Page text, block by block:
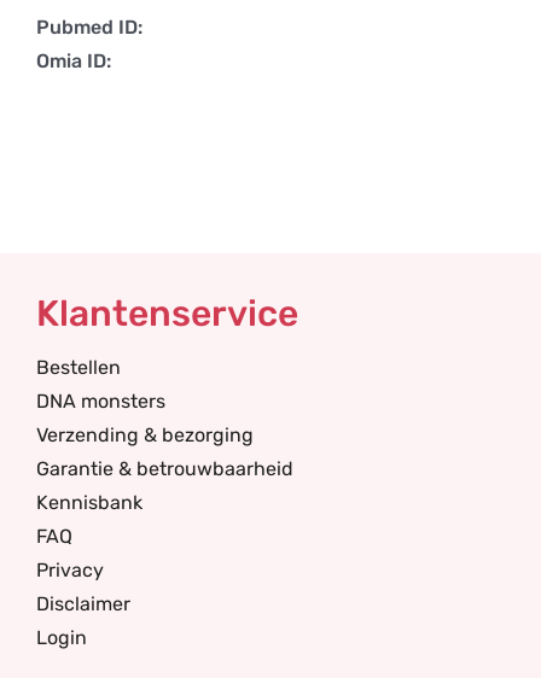
Pubmed ID:
Omia ID:
Klantenservice
Bestellen
DNA monsters
Verzending & bezorging
Garantie & betrouwbaarheid
Kennisbank
FAQ
Privacy
Disclaimer
Login